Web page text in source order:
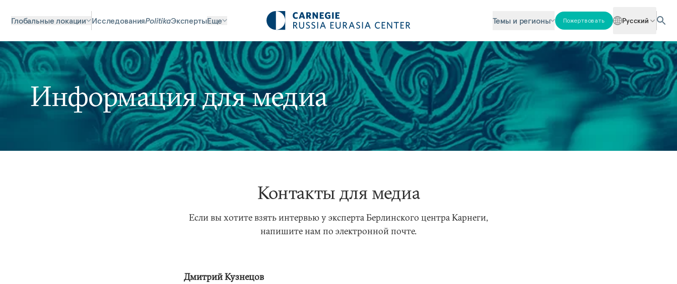
Глобальные локации ИсследованияPolitikaЭкспертыЕще Темы и регионы Пожертвовать Русский
Информация для медиа
Контакты для медиа
Если вы хотите взять интервью у эксперта Берлинского центра Карнеги,
напишите нам по электронной почте.
Дмитрий Кузнецов